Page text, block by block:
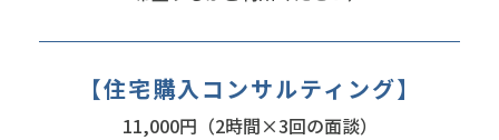
【住宅購入コンサルティング】
11,000円（2時間×3回の面談）